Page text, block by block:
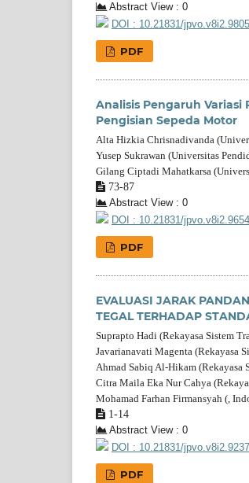
Abstract View : 0
DOI : 10.21831/
PDF
Analisis Pengaruh
Pengisian Sepeda Motor
Alta Hizkia Chrisnadivanda
Yusep Sukrawan (Universitas
Gilang Ciptadi Mahatkarsa
73-87
Abstract View : 0
DOI : 10.21831/
PDF
EVALUASI JARAK
TEGAL TERHADAP
Suprapto Hadi (Rekayasa Sistem
Javarianavati Magenta (Rekayasa
Ahmad Sabiq Al-Hikam (Rekayasa
Citra Maila Eka Nur Cahya
Mohamad Farhan Firmansyah (,
1-14
Abstract View : 0
DOI : 10.21831/
PDF